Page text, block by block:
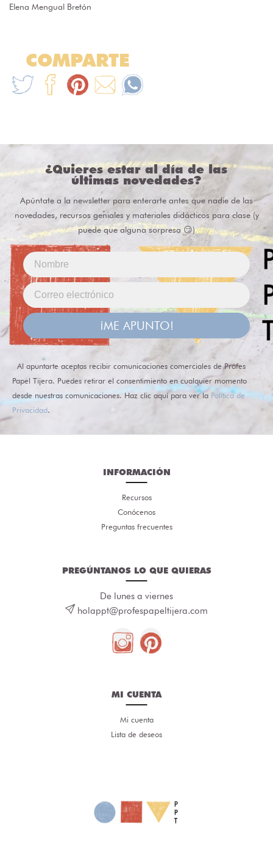
Elena Mengual Bretón
COMPARTE
¿Quieres estar al día de las
últimas novedades?
Apúntate a la newsletter para enterarte antes que nadie de las
novedades, recursos geniales y materiales didácticos para clase (y
puede que alguna sorpresa 😏)
¡ME APUNTO!
Al apuntarte aceptas recibir comunicaciones comerciales de Profes
Papel Tijera. Puedes retirar el consentimiento en cualquier momento
desde nuestras comunicaciones. Haz clic aquí para ver la Política de
Privacidad.
INFORMACIÓN
Recursos
Conócenos
Preguntas frecuentes
PREGÚNTANOS LO QUE QUIERAS
De lunes a viernes
holappt@profespapeltijera.com
MI CUENTA
Mi cuenta
Lista de deseos